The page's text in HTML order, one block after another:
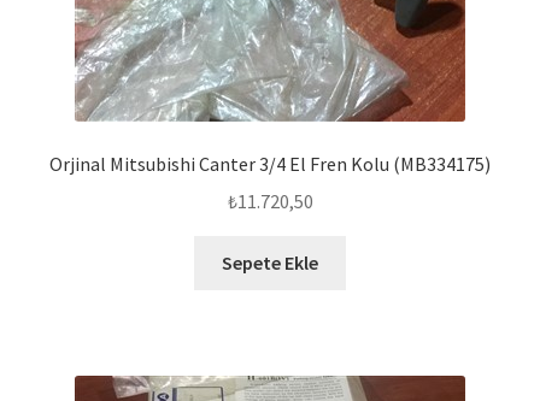
Orjinal Mitsubishi Canter 3/4 El Fren Kolu (MB334175)
₺11.720,50
Sepete Ekle